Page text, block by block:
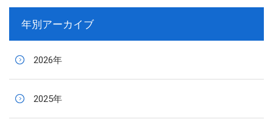
年別アーカイブ
2026年
2025年